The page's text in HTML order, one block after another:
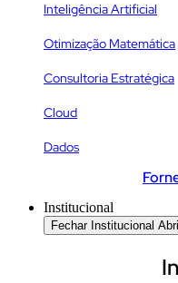
Inteligência Artificial
Otimização Matemática
Consultoria Estratégica
Cloud
Dados
Institucional
Fechar Institucional